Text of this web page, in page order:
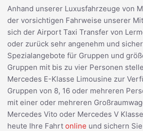
Anhand unserer Luxusfahrzeuge von
der vorsichtigen Fahrweise unserer
sich der Airport Taxi Transfer von
oder zurück sehr angenehm und
Spezialangebote für Gruppen und
Gruppen mit bis zu vier Personen
Mercedes E-Klasse Limousine zur
Gruppen von 8, 16 oder mehreren
mit einer oder mehreren
Mercedes Vito oder Mercedes V
heute Ihre Fahrt online und sichern